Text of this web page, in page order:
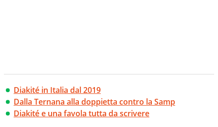
Diakité in Italia dal 2019
Dalla Ternana alla doppietta contro la Samp
Diakité e una favola tutta da scrivere